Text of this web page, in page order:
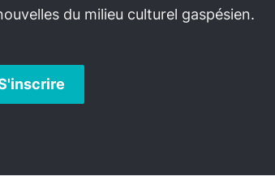
du milieu culturel gaspésien.